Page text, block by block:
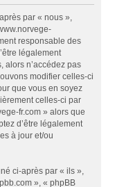
par « nous »,
responsable des
légalement
alors n’accédez pas
modifier celles-ci
que vous en soyez
celles-ci par
fr.com » alors que
d’être légalement
à jour et/ou
ci-après par « ils »,
», « phpBB